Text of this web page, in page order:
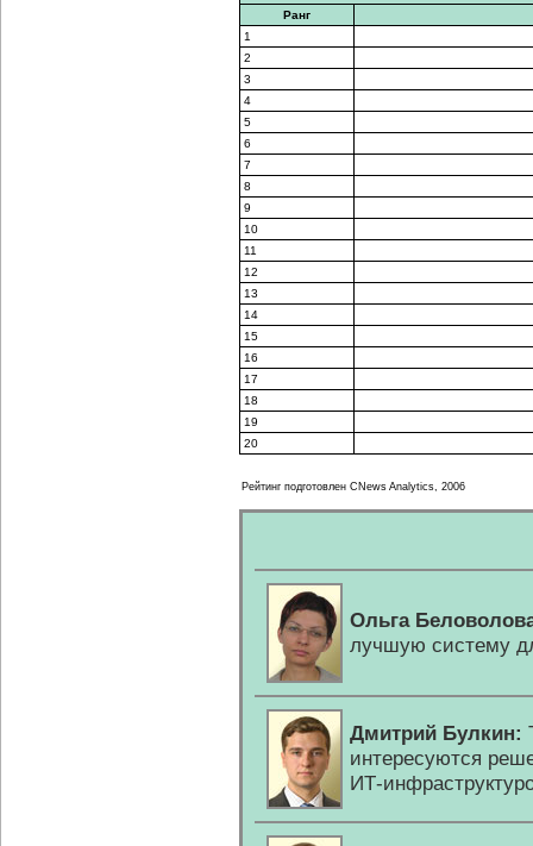
Ранг
1
2
3
4
5
6
7
8
9
10
11
12
13
14
15
16
17
18
19
20
Рейтинг подготовлен CNews Analytics, 2006
Ольга
лучшую систему
Дмитрий Булкин:
интересуются
ИТ-